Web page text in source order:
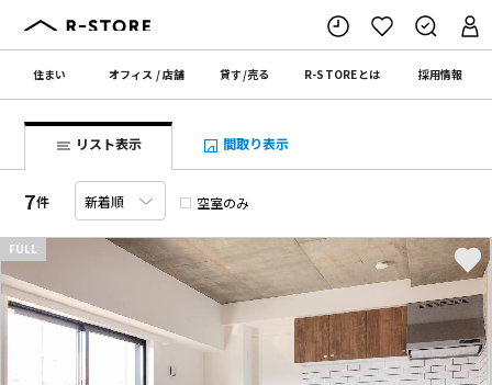
住まい オフィス /店舗 貸す/売る R-STOREとは 採用情報
リスト表示 間取り表示
7件 空室のみ
FULL